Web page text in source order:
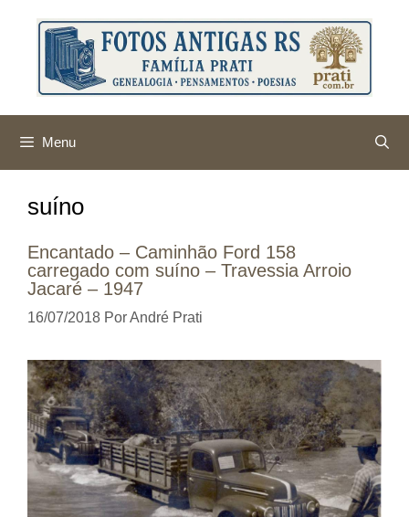
conteúdo
Menu
suíno
Encantado – Caminhão Ford 158
carregado com suíno – Travessia Arroio
Jacaré – 1947
16/07/2018 PorAndré Prati